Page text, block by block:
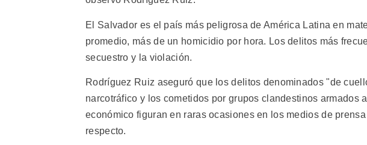
El Salvador es el país más peligrosa de América Latina en
promedio, más de un homicidio por hora. Los delitos más
secuestro y la violación.
Rodríguez Ruiz aseguró que los delitos denominados "de
narcotráfico y los cometidos por grupos clandestinos armados
económico figuran en raras ocasiones en los medios de
respecto.